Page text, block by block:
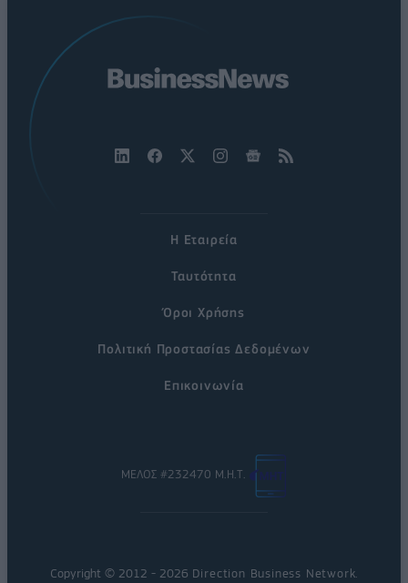
Η Εταιρεία
Ταυτότητα
Όροι Χρήσης
Πολιτική Προστασίας Δεδομένων
Επικοινωνία
ΜΕΛΟΣ #232470 Μ.Η.Τ.
Copyright © 2012 - 2026 Direction Business Network